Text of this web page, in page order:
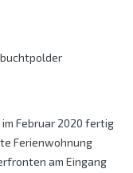
Februar 2020 fertig
Ferienwohnung
am Eingang